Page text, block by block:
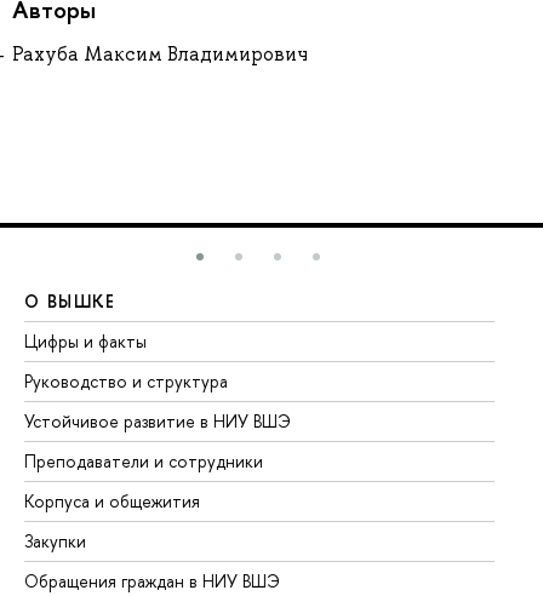
Авторы
Рахуба Максим Владимирович
О ВЫШКЕ
Цифры и факты
Руководство и структура
Устойчивое развитие в НИУ ВШЭ
Преподаватели и сотрудники
Корпуса и общежития
Закупки
Обращения граждан в НИУ ВШЭ